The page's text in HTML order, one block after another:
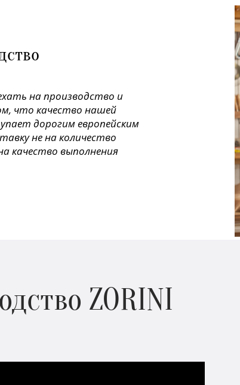
на производство и
что качество нашей
дорогим европейским
не на количество
качество выполнения
ZORINI